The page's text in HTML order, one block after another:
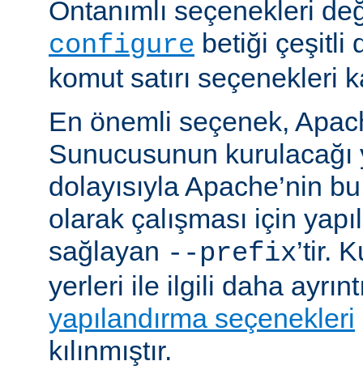
Öntanımlı seçenekleri
configure betiği çeşitli
komut satırı seçenekleri
En önemli seçenek,
Sunucusunun
dolayısıyla Apache’nin
olarak çalışması için
sağlayan --prefix’tir.
yerleri ile ilgili daha
yapılandırma seçenekleri
kılınmıştır.